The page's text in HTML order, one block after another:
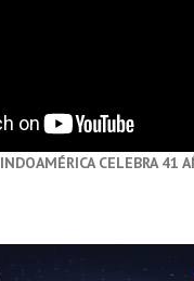
INDOAMÉRICA CELEBRA 41